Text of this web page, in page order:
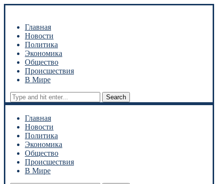
Главная
Новости
Политика
Экономика
Общество
Происшествия
В Мире
Search
Главная
Новости
Политика
Экономика
Общество
Происшествия
В Мире